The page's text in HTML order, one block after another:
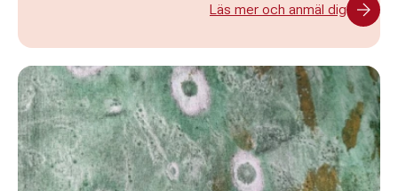
Läs mer och anmäl dig